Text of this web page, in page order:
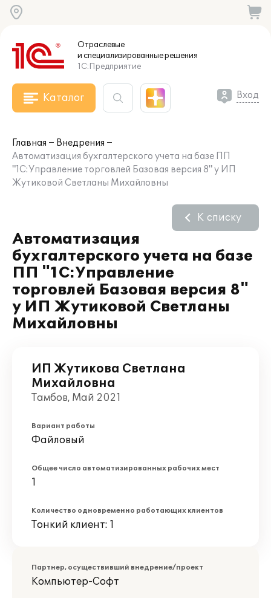
Отраслевые
и специализированныерешения
1С:Предприятие
Каталог Вход
Главная
Внедрения
Автоматизация бухгалтерского учета на базе ПП
"1С:Управление торговлей Базовая версия 8" у ИП
Жутиковой Светланы Михайловны
Автоматизация
бухгалтерского учета на базе
ПП "1С:Управление
торговлей Базовая версия 8"
у ИП Жутиковой Светланы
Михайловны
К списку
ИП Жутикова Светлана
Михайловна
Тамбов, Май 2021
Вариант работы
Файловый
Общее число автоматизированных рабочих мест
1
Количество одновременно работающих клиентов
Тонкий клиент: 1
Партнер, осуществивший внедрение/проект
Компьютер-Софт